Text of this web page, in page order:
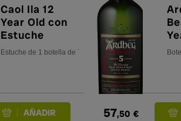
Caol Ila 12
Year Old con
Estuche
Estuche de 1 botella de 70 cl.
57,50 €